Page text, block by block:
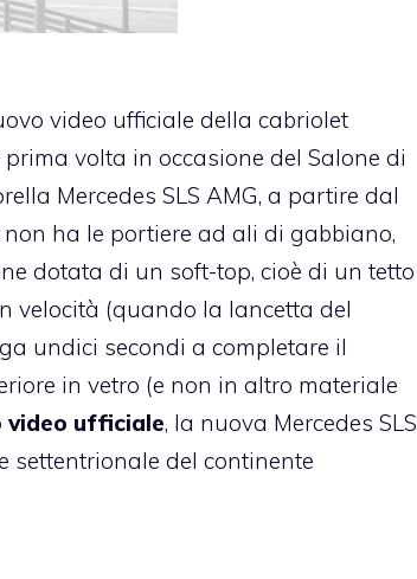
video ufficiale della cabriolet
volta in occasione del Salone di
Mercedes SLS AMG, a partire dal
ha le portiere ad ali di gabbiano,
dotata di un soft-top, cioè di un tetto
velocità (quando la lancetta del
undici secondi a completare il
in vetro (e non in altro materiale
video ufficiale, la nuova Mercedes SLS
settentrionale del continente